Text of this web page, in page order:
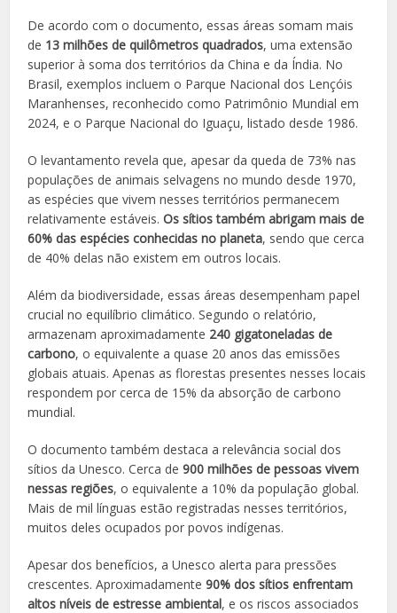
De acordo com o documento, essas áreas somam mais
de 13 milhões de quilômetros quadrados, uma extensão
superior à soma dos territórios da China e da Índia. No
Brasil, exemplos incluem o Parque Nacional dos Lençóis
Maranhenses, reconhecido como Patrimônio Mundial em
2024, e o Parque Nacional do Iguaçu, listado desde 1986.
O levantamento revela que, apesar da queda de 73% nas
populações de animais selvagens no mundo desde 1970,
as espécies que vivem nesses territórios permanecem
relativamente estáveis.Os sítios também abrigam mais de
60% das espécies conhecidas no planeta, sendo que cerca
de 40% delas não existem em outros locais.
Além da biodiversidade, essas áreas desempenham papel
crucial no equilíbrio climático. Segundo o relatório,
armazenam aproximadamente 240 gigatoneladas de
carbono, o equivalente a quase 20 anos das emissões
globais atuais. Apenas as florestas presentes nesses locais
respondem por cerca de 15% da absorção de carbono
mundial.
O documento também destaca a relevância social dos
sítios da Unesco. Cerca de900 milhões de pessoas vivem
nessas regiões, o equivalente a 10% da população global.
Mais de mil línguas estão registradas nesses territórios,
muitos deles ocupados por povos indígenas.
Apesar dos benefícios, a Unesco alerta para pressões
crescentes. Aproximadamente90% dos sítios enfrentam
altos níveis de estresse ambiental, e os riscos associados